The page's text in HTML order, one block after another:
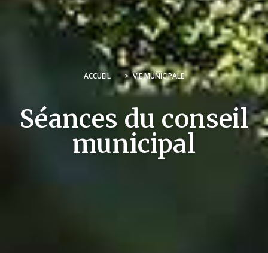
ACCUEIL > VIE MUNICIPALE
Séances du conseil
municipal